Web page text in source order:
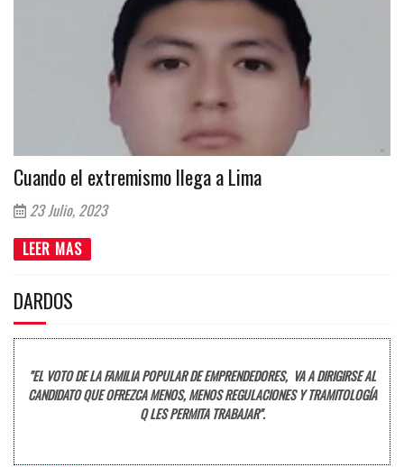
Cuando el extremismo llega a Lima
23 Julio, 2023
LEER MAS
DARDOS
"EL VOTO DE LA FAMILIA POPULAR DE EMPRENDEDORES, VA A DIRIGIRSE AL
CANDIDATO QUE OFREZCA MENOS, MENOS REGULACIONES Y TRAMITOLOGÍA
Q LES PERMITA TRABAJAR".